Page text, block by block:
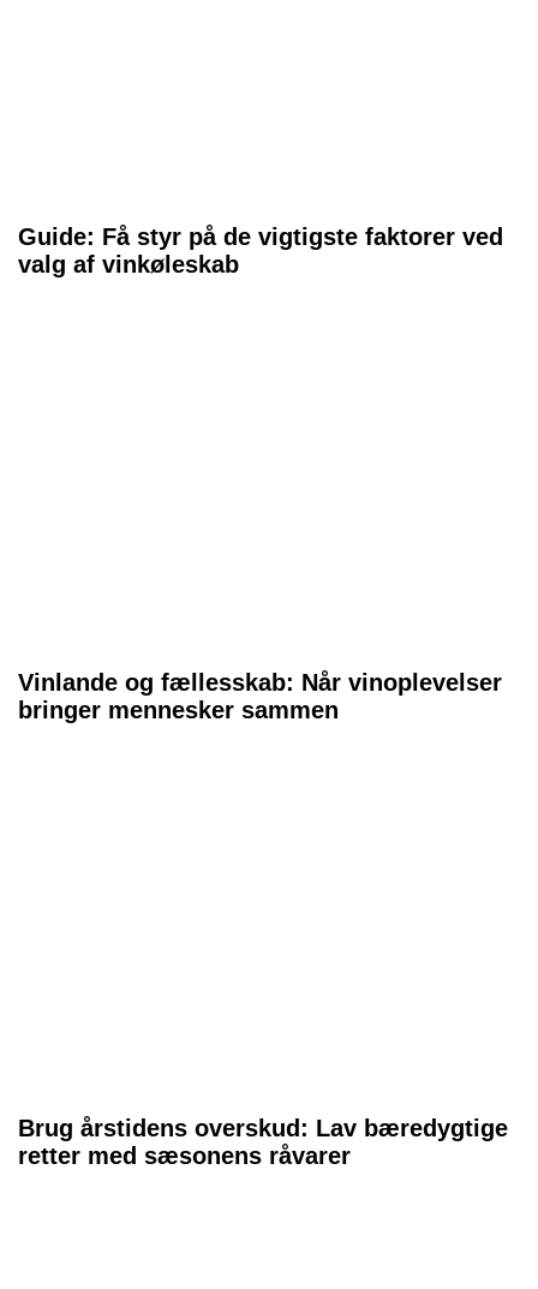
Guide: Få styr på de vigtigste faktorer ved
valg af vinkøleskab
Vinlande og fællesskab: Når vinoplevelser
bringer mennesker sammen
Brug årstidens overskud: Lav bæredygtige
retter med sæsonens råvarer